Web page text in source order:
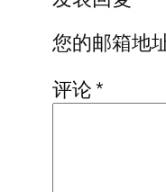
您的邮箱地
评论*